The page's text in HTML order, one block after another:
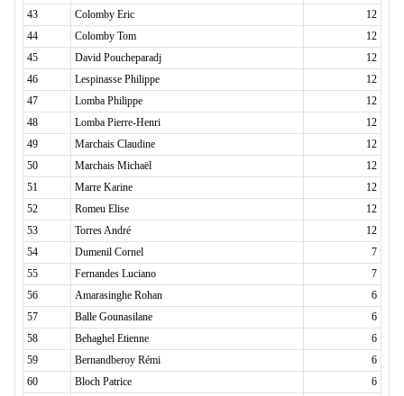
43
Colomby Eric
12
44
Colomby Tom
12
45
David Poucheparadj
12
46
Lespinasse Philippe
12
47
Lomba Philippe
12
48
Lomba Pierre-Henri
12
49
Marchais Claudine
12
50
Marchais Michaël
12
51
Marre Karine
12
52
Romeu Elise
12
53
Torres André
12
54
Dumenil Cornel
7
55
Fernandes Luciano
7
56
Amarasinghe Rohan
6
57
Balle Gounasilane
6
58
Behaghel Etienne
6
59
Bernandberoy Rémi
6
60
Bloch Patrice
6